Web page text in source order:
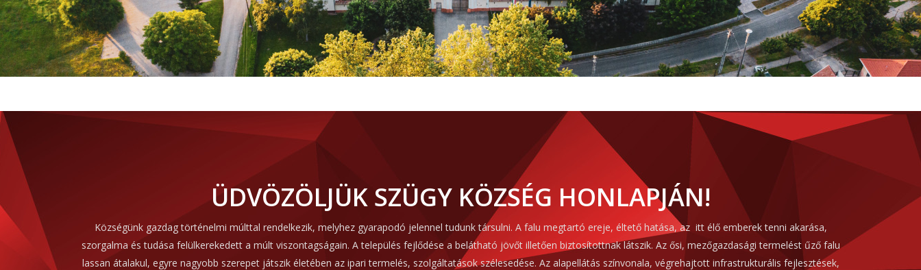
ÜDVÖZÖLJÜK SZÜGY KÖZSÉG HONLAPJÁN!
Községünk gazdag történelmi múlttal rendelkezik, melyhez gyarapodó jelennel tudunk társulni. A falu megtartó ereje, éltető hatása, az itt élő emberek tenni akarása,
szorgalma és tudása felülkerekedett a múlt viszontagságain. A település fejlődése a belátható jövőt illetően biztosítottnak látszik. Az ősi, mezőgazdasági termelést űző falu
lassan átalakul, egyre nagyobb szerepet játszik életében az ipari termelés, szolgáltatások szélesedése. Az alapellátás színvonala, végrehajtott infrastrukturális fejlesztések,